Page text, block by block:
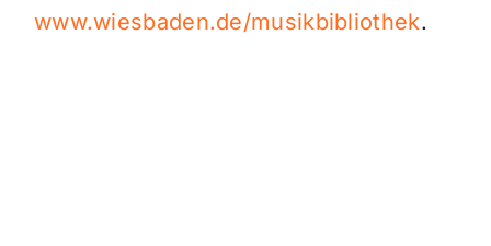
www.wiesbaden.de/musikbibliothek.